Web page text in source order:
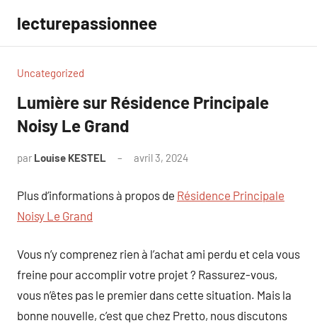
contenu
lecturepassionnee
Uncategorized
Lumière sur Résidence Principale
Noisy Le Grand
par Louise KESTEL avril 3, 2024
Plus d’informations à propos de Résidence Principale
Noisy Le Grand
Vous n’y comprenez rien à l’achat ami perdu et cela vous
freine pour accomplir votre projet ? Rassurez-vous,
vous n’êtes pas le premier dans cette situation. Mais la
bonne nouvelle, c’est que chez Pretto, nous discutons